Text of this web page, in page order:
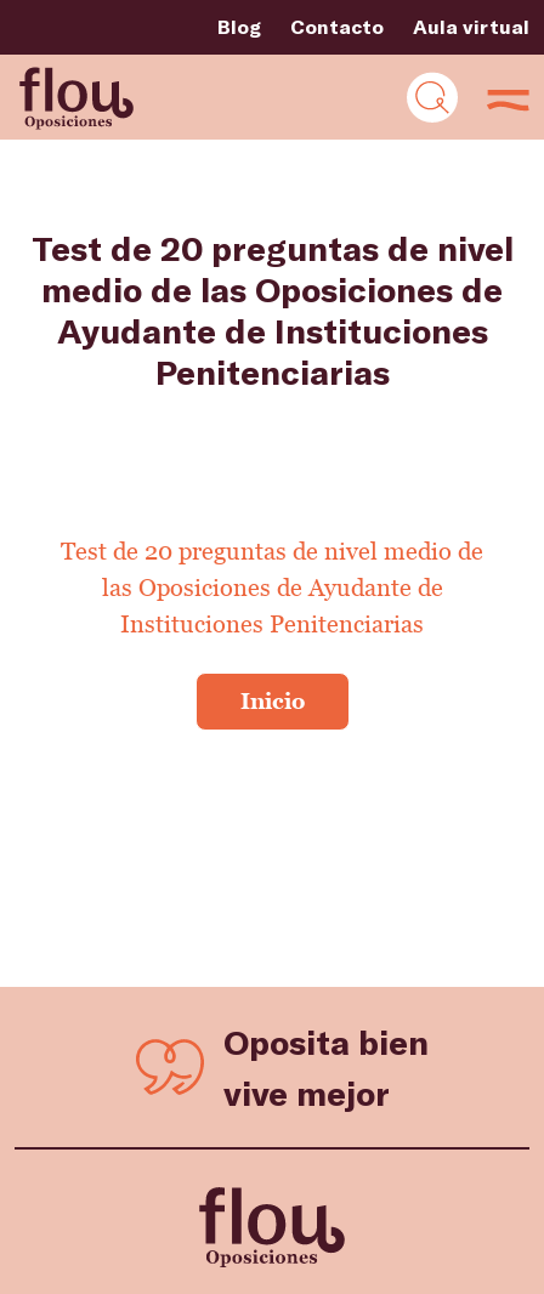
Blog Contacto Aula virtual
Test de 20 preguntas de nivel
medio de las Oposiciones de
Ayudante de Instituciones
Penitenciarias
Test de 20 preguntas de nivel medio de
las Oposiciones de Ayudante de
Instituciones Penitenciarias
Oposita bien
vive mejor